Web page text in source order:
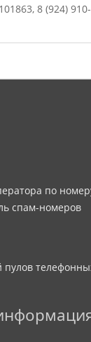
8 (924)
по
спам-номеров